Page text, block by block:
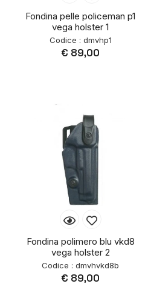
Fondina pelle policeman p1
vega holster 1
Codice : dmvhp1
€ 89,00
Fondina polimero blu vkd8
vega holster 2
Codice : dmvhvkd8b
€ 89,00